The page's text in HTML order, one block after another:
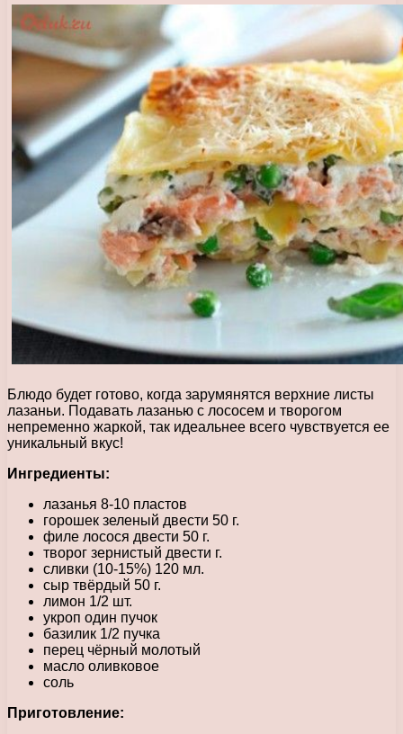
Блюдо будет готово, когда зарумянятся верхние листы
лазаньи. Подавать лазанью с лососем и творогом
непременно жаркой, так идеальнее всего чувствуется ее
уникальный вкус!
Ингредиенты:
лазанья 8-10 пластов
горошек зеленый двести 50 г.
филе лосося двести 50 г.
творог зернистый двести г.
сливки (10-15%) 120 мл.
сыр твёрдый 50 г.
лимон 1/2 шт.
укроп один пучок
базилик 1/2 пучка
перец чёрный молотый
масло оливковое
соль
Приготовление: